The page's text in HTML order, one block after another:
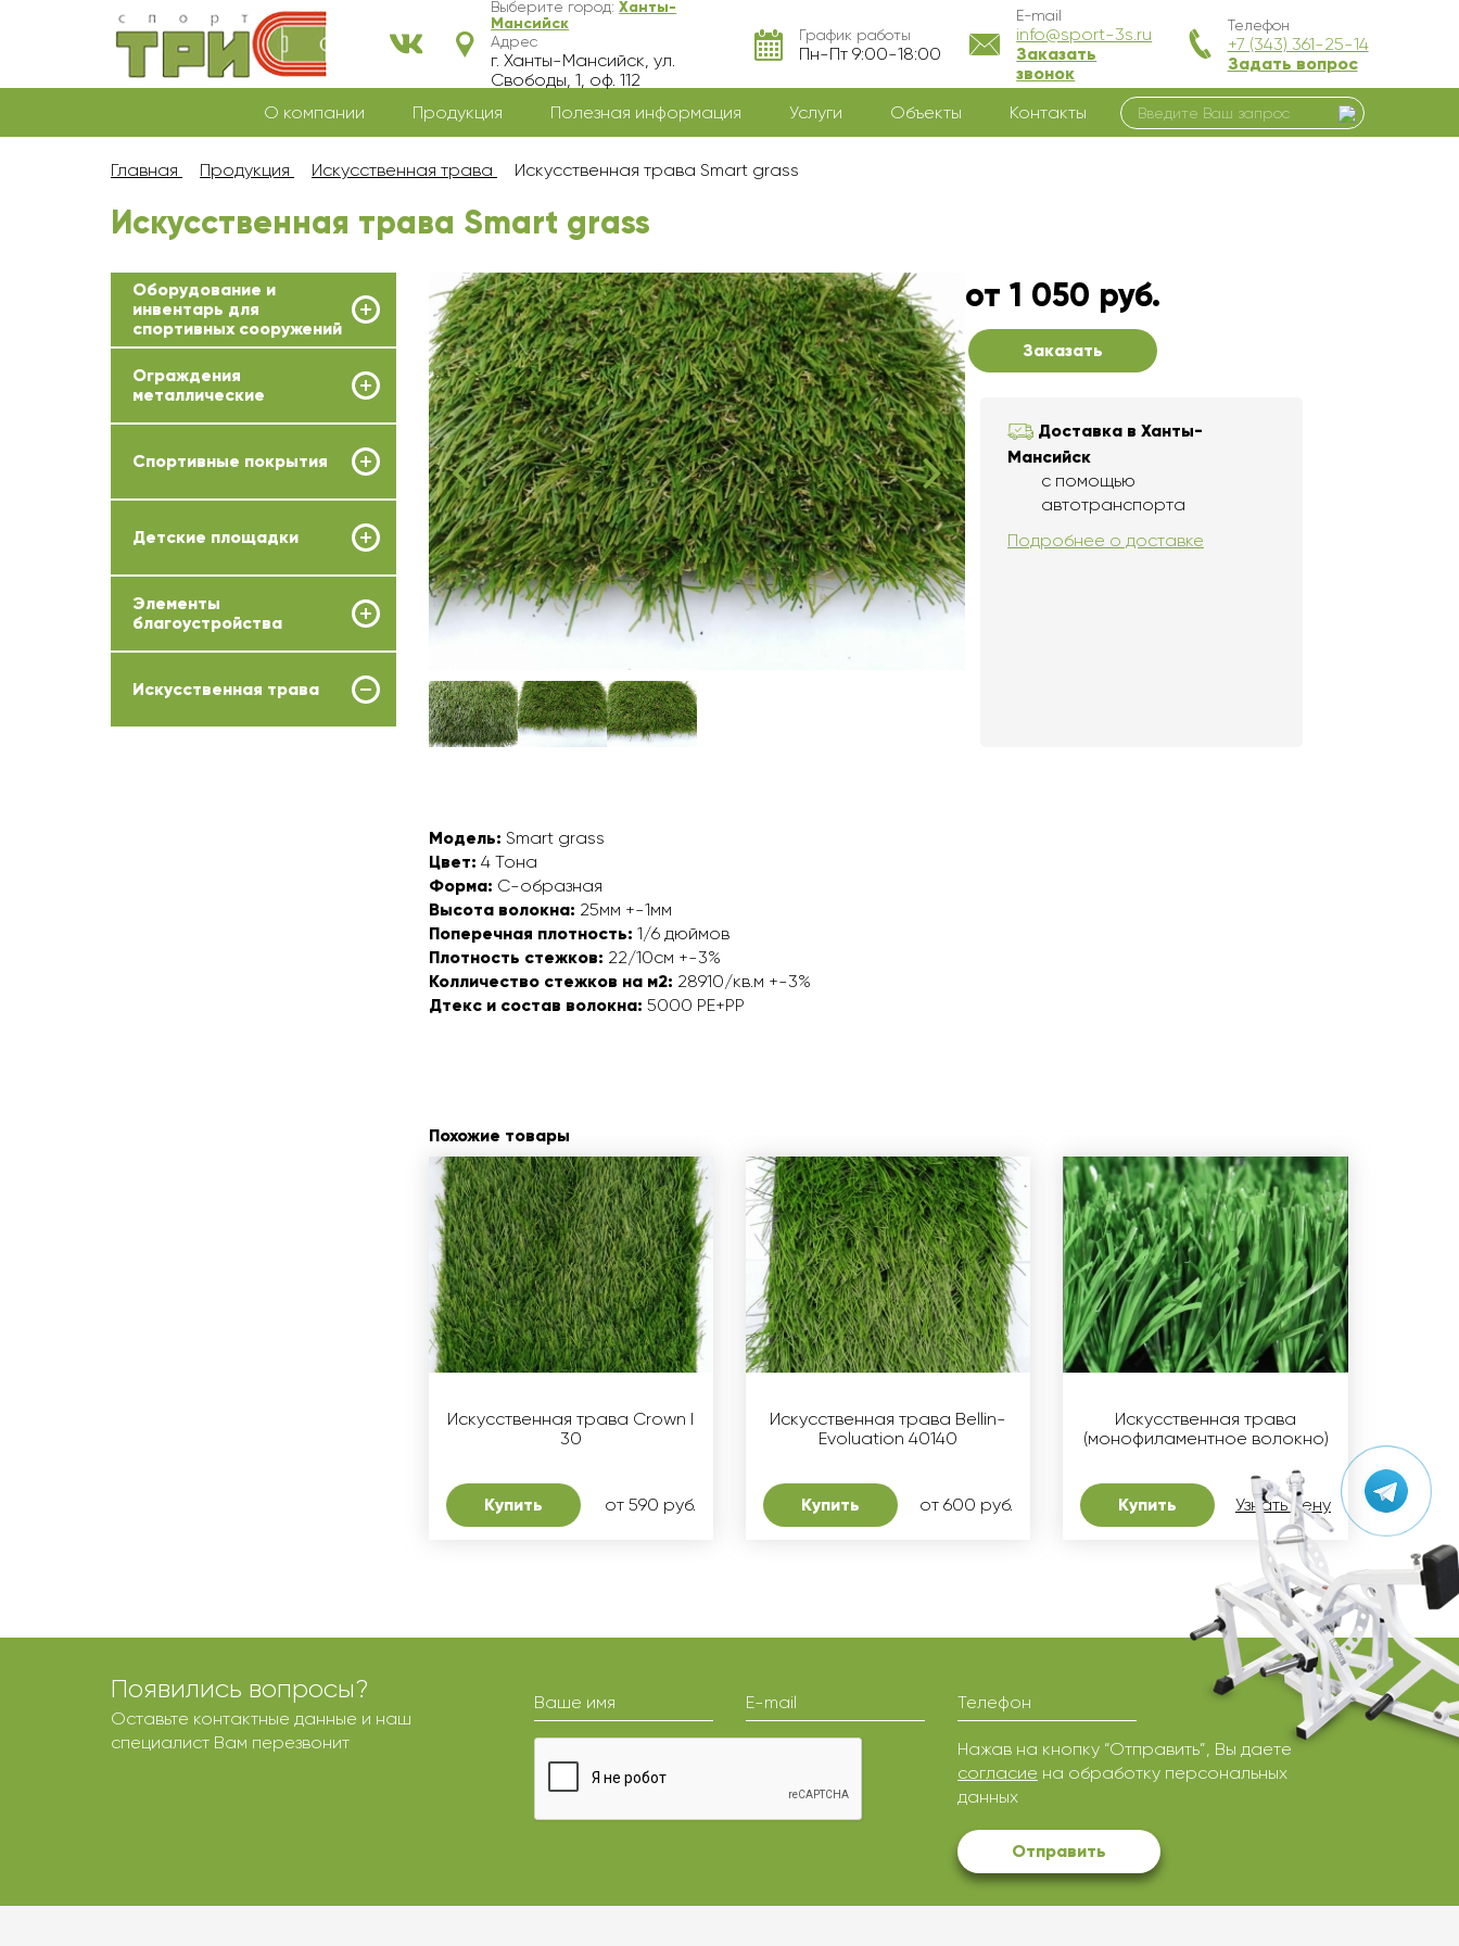
Выберите город:Ханты-
Мансийск
Адрес
г. Ханты-Мансийск, ул.
Свободы, 1, оф. 112
График работы
Пн-Пт 9:00-18:00
E-mail
info@sport-3s.ru
Заказать
звонок
Телефон
+7 (343) 361-25-14
Задать вопрос
О компании Продукция Полезная информация Услуги Объекты Контакты
Главная Продукция Искусственная трава Искусственная трава Smart grass
Искусственная трава Smart grass
Оборудование и
инвентарь для
спортивных сооружений
Ограждения
металлические
Спортивные покрытия
Детские площадки
Элементы
благоустройства
Искусственная трава
от 1 050 руб.
Заказать
Доставка в Ханты-
Мансийск
с помощью
автотранспорта
Подробнее о доставке
Модель: Smart grass
Цвет: 4 Тона
Форма: С-образная
Высота волокна: 25мм +-1мм
Поперечная плотность: 1/6 дюймов
Плотность стежков: 22/10см +-3%
Колличество стежков на м2: 28910/кв.м +-3%
Дтекс и состав волокна: 5000 PE+PP
Похожие товары
Искусственная трава Crown I
30
Купить от 590 руб.
Искусственная трава Bellin-
Evoluation 40140
Купить от 600 руб.
Искусственная трава
(монофиламентное волокно)
Купить Узнать цену
Появились вопросы?
Оставьте контактные данные и наш
специалист Вам перезвонит
Ваше имя E-mail Телефон
Нажав на кнопку “Отправить”, Вы даете
согласие на обработку персональных
данных
Отправить